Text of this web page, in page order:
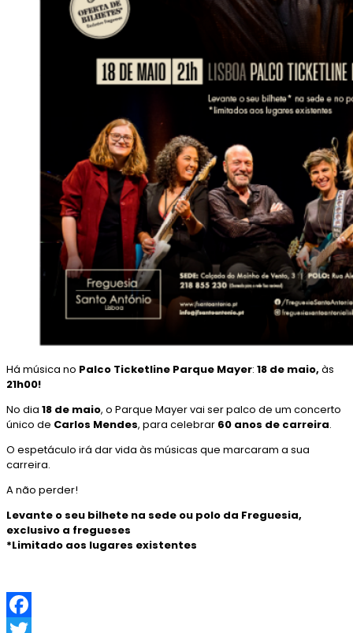
Há música no Palco Ticketline Parque Mayer: 18 de maio, às
21h00!
No dia 18 de maio, o Parque Mayer vai ser palco de um concerto
único de Carlos Mendes, para celebrar 60 anos de carreira.
O espetáculo irá dar vida às músicas que marcaram a sua
carreira.
A não perder!
Levante o seu bilhete na sede ou polo da Freguesia,
exclusivo a fregueses
*Limitado aos lugares existentes
F